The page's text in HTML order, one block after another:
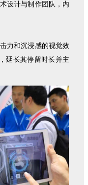
设计与制作团队，内
力和沉浸感的视觉效
延长其停留时长并主